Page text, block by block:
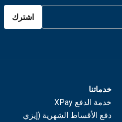
اشترك
خدماتنا
خدمة الدفع XPay
دفع الأقساط الشهرية (إيزي